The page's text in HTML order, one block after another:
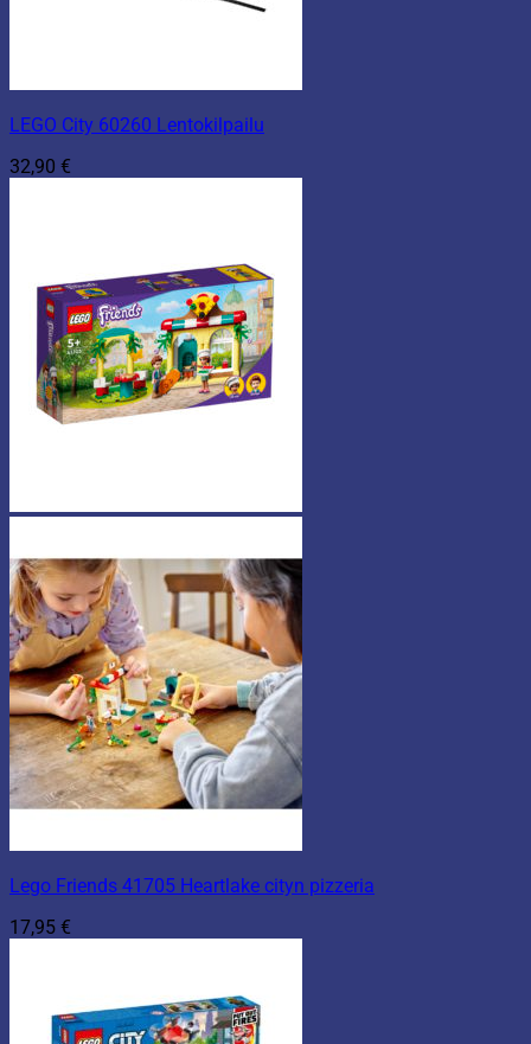
LEGO City 60260 Lentokilpailu
32,90 €
Lego Friends 41705 Heartlake cityn pizzeria
17,95 €